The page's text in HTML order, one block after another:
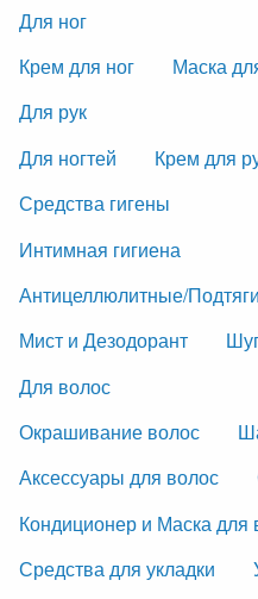
Для ног
Крем для ног
Маска
Для рук
Для ногтей
Крем для
Средства гигены
Интимная гигиена
Антицеллюлитные/
Мист и Дезодорант
Для волос
Окрашивание волос
Аксессуары для волос
Кондиционер и Маска для
Средства для укладки